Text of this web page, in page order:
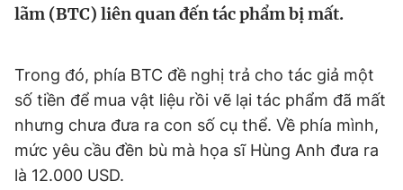
Sản phẩm khác
Thông tin tòa soạn Liên hệ quảng cáo
lãm (BTC) liên quan đến tác phẩm bị mất.
Trong đó, phía BTC đề nghị trả cho tác giả một
số tiền để mua vật liệu rồi vẽ lại tác phẩm đã mất
nhưng chưa đưa ra con số cụ thể. Về phía mình,
mức yêu cầu đền bù mà họa sĩ Hùng Anh đưa ra
là 12.000 USD.